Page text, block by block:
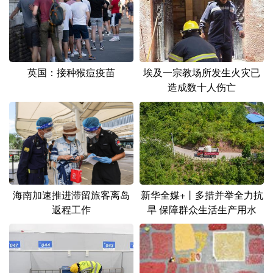
山东 河南 湖北 湖南
广东 广西 海南 重庆
四川 贵州 云南 西藏
青海 宁夏
新疆 内蒙古 黑龙江
多语种频道
English Español Français عربى
Русский язык 日本語 한국어
Deutsch Português
英国：接种猴痘疫苗
埃及一宗教场所发生火灾已
造成数十人伤亡
海南加速推进滞留旅客离岛
返程工作
新华全媒+丨多措并举全力抗
旱 保障群众生活生产用水